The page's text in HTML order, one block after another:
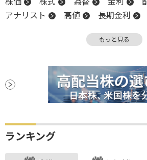
アナリスト
高値 長期金利
もっと見る
ランキング